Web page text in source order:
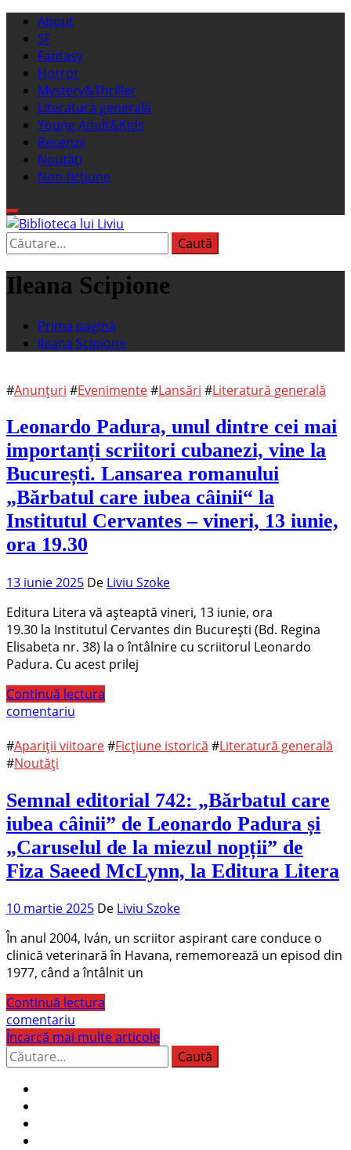
Sari
conținut
Meniu
principal
About
SF
Fantasy
Horror
Mystery&Thriller
Literatură generală
Young Adult&Kids
Recenzii
Noutăți
Non-ficțiune
Biblioteca lui Liviu
Fostul blog FanSF
Caută
după:
Ileana Scipione
Prima pagină
Ileana Scipione
#Anunțuri #Evenimente#Lansări #Literatură generală
Leonardo Padura, unul dintre cei mai
importanți scriitori cubanezi, vine la
București. Lansarea romanului
„Bărbatul care iubea câinii“ la
Institutul Cervantes – vineri, 13 iunie,
ora 19.30
13 iunie 2025 De Liviu Szoke
Editura Litera vă așteaptă vineri, 13 iunie, ora
19.30 la Institutul Cervantes din București (Bd. Regina
Elisabeta nr. 38) la o întâlnire cu scriitorul Leonardo
Padura. Cu acest prilej
Continuă lectura
comentariu
#Apariții viitoare#Ficțiune istorică #Literatură generală
#Noutăți
Semnal editorial 742: „Bărbatul care
iubea câinii” de Leonardo Padura și
„Caruselul de la miezul nopții” de
Fiza Saeed McLynn, la Editura Litera
10 martie 2025 De Liviu Szoke
În anul 2004, Iván, un scriitor aspirant care conduce o
clinică veterinară în Havana, rememorează un episod din
1977, când a întâlnit un
Continuă lectura
comentariu
Încarcă mai multe articole
Caută
după: